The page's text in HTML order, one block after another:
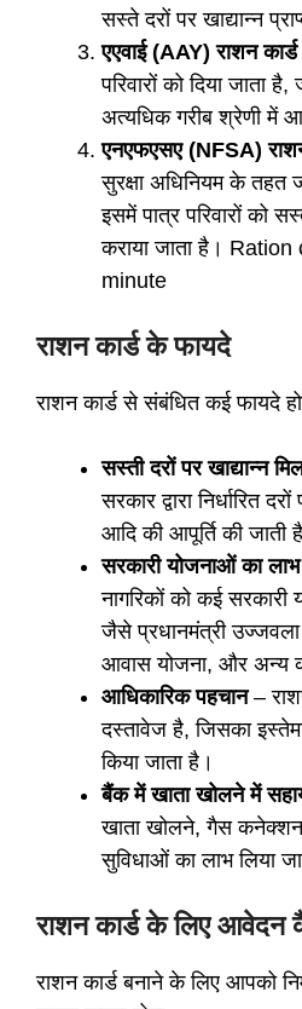
सस्ते दरों पर खाद्यान्न
एएवाई (AAY) राशन कार्ड
परिवारों को दिया जाता
अत्यधिक गरीब श्रेणी में
एनएफएसए (NFSA)
सुरक्षा अधिनियम के तहत
इसमें पात्र परिवारों को
कराया जाता है।
minute
राशन कार्ड के फायदे
राशन कार्ड से संबंधित कई फायदे
सस्ती दरों पर खाद्यान्न
सरकार द्वारा निर्धारित
आदि की आपूर्ति की जाती
सरकारी योजनाओं का लाभ
नागरिकों को कई
जैसे प्रधानमंत्री उज्जवला
आवास योजना, और अन्य
आधिकारिक पहचान–
दस्तावेज है, जिसका
किया जाता है।
बैंक में खाता खोलने में
खाता खोलने, गैस
सुविधाओं का लाभ लिया
राशन कार्ड के लिए
राशन कार्ड बनाने के लिए आपको